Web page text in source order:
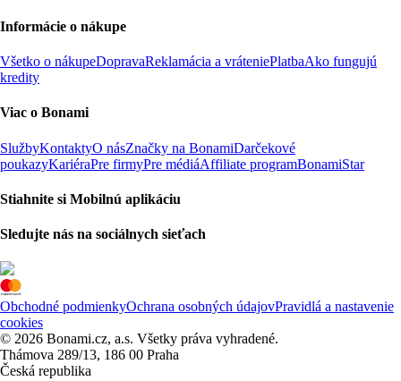
Informácie o nákupe
Všetko o nákupeDopravaReklamácia a vráteniePlatbaAko fungujú
kredity
Viac o Bonami
SlužbyKontaktyO násZnačky na BonamiDarčekové
poukazyKariéraPre firmyPre médiáAffiliate programBonamiStar
Stiahnite si Mobilnú aplikáciu
Sledujte nás na sociálnych sieťach
Obchodné podmienkyOchrana osobných údajovPravidlá a nastavenie
cookies
© 2026 Bonami.cz, a.s. Všetky práva vyhradené.
Thámova 289/13, 186 00 Praha
Česká republika